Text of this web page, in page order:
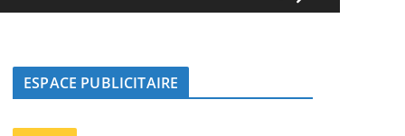
ESPACE PUBLICITAIRE